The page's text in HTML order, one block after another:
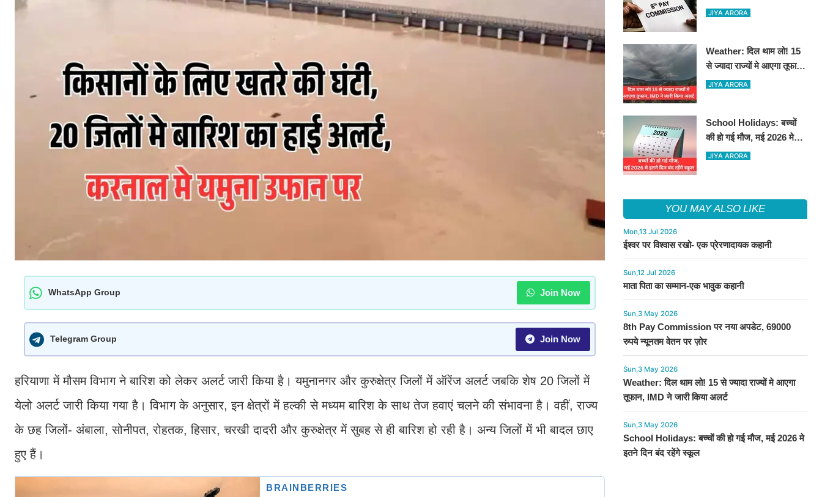
WhatsApp Group Join Now
Telegram Group Join Now
हरियाणा में मौसम विभाग ने बारिश को लेकर अलर्ट जारी किया है। यमुनानगर और कुरुक्षेत्र जिलों में ऑरेंज अलर्ट जबकि शेष 20 जिलों में
येलो अलर्ट जारी किया गया है। विभाग के अनुसार, इन क्षेत्रों में हल्की से मध्यम बारिश के साथ तेज हवाएं चलने की संभावना है। वहीं, राज्य
के छह जिलों- अंबाला, सोनीपत, रोहतक, हिसार, चरखी दादरी और कुरुक्षेत्र में सुबह से ही बारिश हो रही है। अन्य जिलों में भी बादल छाए
हुए हैं।
न्यूनतम वेतन पर ज़ोर
JIYA ARORA
Weather: दिल थाम लो! 15
से ज्यादा राज्यों मे आएगा तूफान,
IMD ने जारी किया अलर्ट
JIYA ARORA
School Holidays: बच्चों
की हो गई मौज, मई 2026 मे
इतने दिन बंद रहेंगे स्कूल
JIYA ARORA
YOU MAY ALSO LIKE
Mon,13 Jul 2026
ईश्वर पर विश्वास रखो- एक प्रेरणादायक कहानी
Sun,12 Jul 2026
माता पिता का सम्मान-एक भावुक कहानी
Sun,3 May 2026
8th Pay Commission पर नया अपडेट, 69000
रुपये न्यूनतम वेतन पर ज़ोर
Sun,3 May 2026
Weather: दिल थाम लो! 15 से ज्यादा राज्यों मे आएगा
तूफान, IMD ने जारी किया अलर्ट
Sun,3 May 2026
School Holidays: बच्चों की हो गई मौज, मई 2026 मे
इतने दिन बंद रहेंगे स्कूल